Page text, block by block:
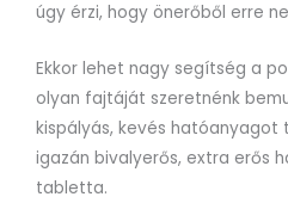
úgy érzi, hogy önerőből erre
Ekkor lehet nagy segítség a
olyan fajtáját szeretnénk
kispályás, kevés hatóanyagot
igazán bivalyerős, extra erős
tabletta.